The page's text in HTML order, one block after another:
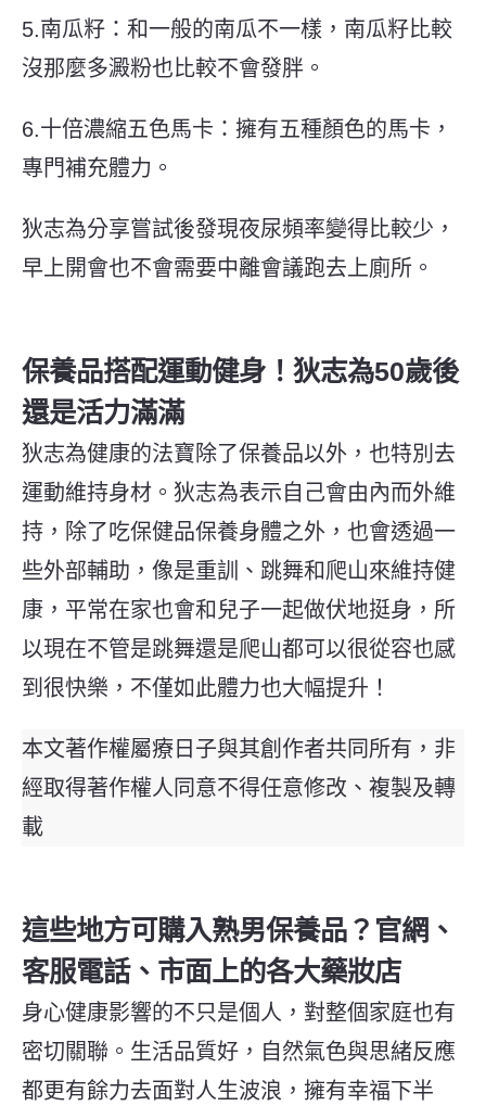
5.南瓜籽： 和一般的南瓜不一樣，南瓜籽比較
沒那麼多澱粉也比較不會發胖。
6.十倍濃縮五色馬卡： 擁有五種顏色的馬卡，
專門補充體力。
狄志為分享嘗試後發現夜尿頻率變得比較少 ，
早上開會也不會需要中離會議跑去上廁所。
保養品搭配運動健身！狄志為50歲後
還是活力滿滿
狄志為健康的法寶除了保養品以外，也特別去
運動維持身材。狄志為表示自己會由內而外維
持，除了吃保健品保養身體之外，也會透過一
些外部輔助，像是重訓、跳舞和爬山來維持健
康，平常在家也會和兒子一起做伏地挺身，所
以現在不管是跳舞還是爬山都可以很從容也感
到很快樂，不僅如此體力也大幅提升！
本文著作權屬療日子與其創作者共同所有，非
經取得著作權人同意不得任意修改、複製及轉
載
這些地方可購入熟男保養品？官網、
客服電話、市面上的各大藥妝店
身心健康影響的不只是個人，對整個家庭也有
密切關聯。生活品質好，自然氣色與思緒反應
都更有餘力去面對人生波浪，擁有幸福下半